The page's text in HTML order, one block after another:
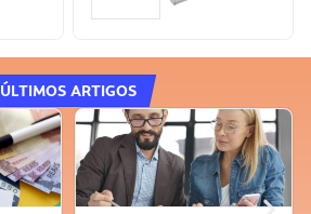
ÚLTIMOS ARTIGOS